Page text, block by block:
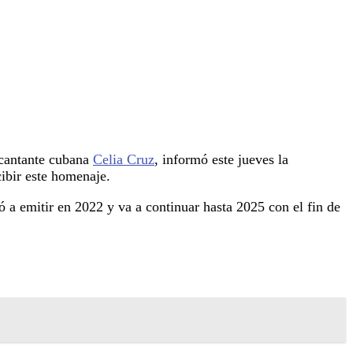
cubana Celia Cruz, informó este jueves la
este homenaje.
a emitir en 2022 y va a continuar hasta 2025 con el fin de